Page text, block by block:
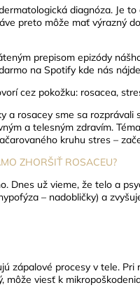
diagnóza. Je
preto môže mať výrazný
prepisom epizódy
na Spotify kde nás
cez pokožku: rosacea,
a rosacey sme sa rozprávali
a telesným zdravím.
kruhu stres –
ZHORŠIŤ ROSACEU?
Dnes už vieme, že telo a
– nadobličky) a
zápalové procesy v tele.
môže viesť k